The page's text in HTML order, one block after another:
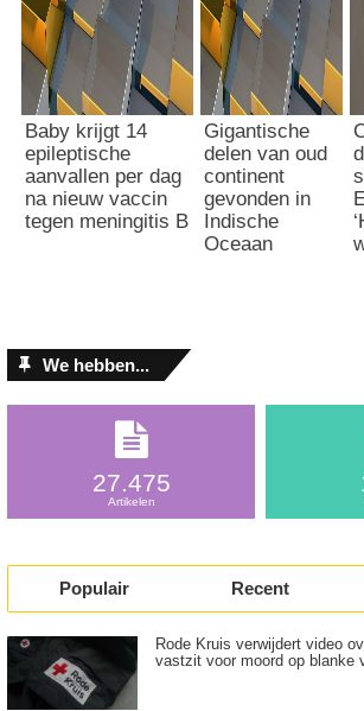
Baby krijgt 14
epileptische
aanvallen per dag
na nieuw vaccin
tegen meningitis B
Gigantische
delen van oud
continent
gevonden in
Indische
Oceaan
We hebben...
27.475
Artikelen
Populair Recent
Rode Kruis verwijdert video
vastzit voor moord op blanke